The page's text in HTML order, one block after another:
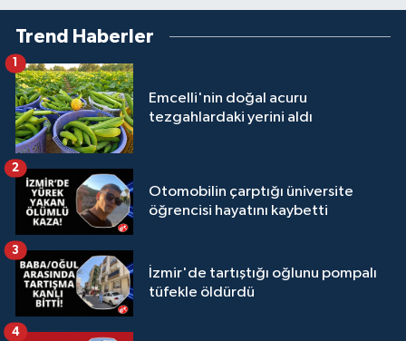
Trend Haberler
Emcelli'nin doğal acuru
tezgahlardaki yerini aldı
Otomobilin çarptığı üniversite
öğrencisi hayatını kaybetti
2
İzmir'de tartıştığı oğlunu pompalı
tüfekle öldürdü
3
4